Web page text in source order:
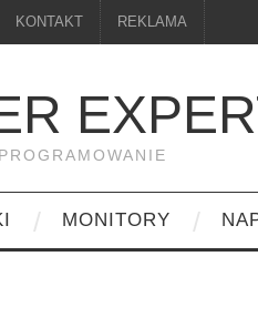
KONTAKT REKLAMA
MONITORY